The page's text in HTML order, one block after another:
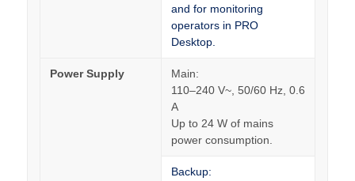
and for monitoring
operators in PRO
Desktop.
Power Supply
Main:
110–240 V~, 50/60 Hz, 0.6
A
Up to 24 W of mains
power consumption.
Backup: